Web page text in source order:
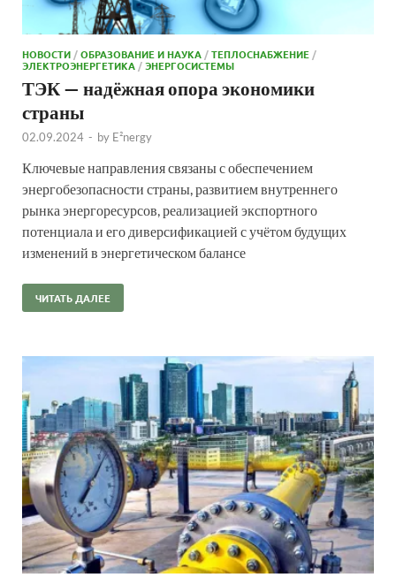
НОВОСТИ/ОБРАЗОВАНИЕ И НАУКА/ТЕПЛОСНАБЖЕНИЕ/
ЭЛЕКТРОЭНЕРГЕТИКА/ЭНЕРГОСИСТЕМЫ
ТЭК — надёжная опора экономики
страны
02.09.2024 - by E²nergy
Ключевые направления связаны с обеспечением
энергобезопасности страны, развитием внутреннего
рынка энергоресурсов, реализацией экспортного
потенциала и его диверсификацией с учётом будущих
изменений в энергетическом балансе
ЧИТАТЬ ДАЛЕЕ